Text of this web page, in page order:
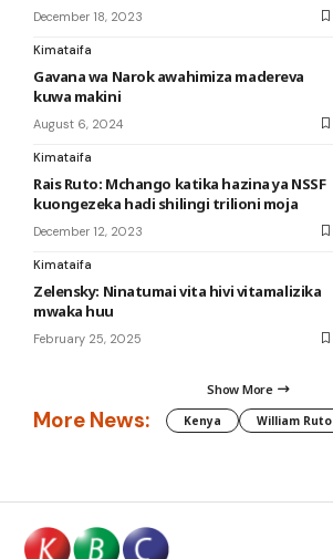
December 18, 2023
Kimataifa
Gavana wa Narok awahimiza madereva
kuwa makini
August 6, 2024
Kimataifa
Rais Ruto: Mchango katika hazina ya NSSF
kuongezeka hadi shilingi trilioni moja
December 12, 2023
Kimataifa
Zelensky: Ninatumai vita hivi vitamalizika
mwaka huu
February 25, 2025
Show More
More News: Kenya William Ruto